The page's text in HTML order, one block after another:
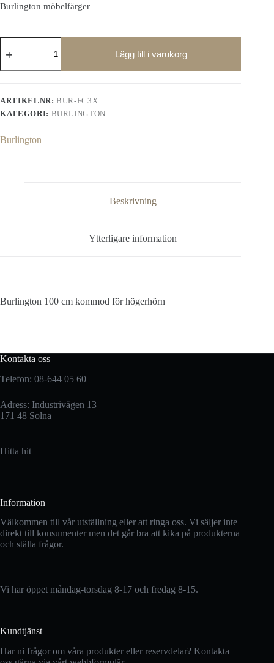
Burlington möbelfärger
100
kommod
mängd
Lägg till i varukorg
ARTIKELNR:BUR-FC3X
KATEGORI: BURLINGTON
Burlington
Beskrivning
Ytterligare information
Burlington 100 cm kommod för högerhörn
Kontakta oss
Telefon: 08-644 05 60
Adress: Industrivägen 13
171 48 Solna
Hitta hit
Information
Välkommen till vår utställning eller att ringa oss. Vi säljer inte
direkt till konsumenter men det går bra att kika på produkterna
och ställa frågor.
Vi har öppet måndag-torsdag 8-17 och fredag 8-15.
Kundtjänst
Har ni frågor om våra produkter eller reservdelar? Kontakta